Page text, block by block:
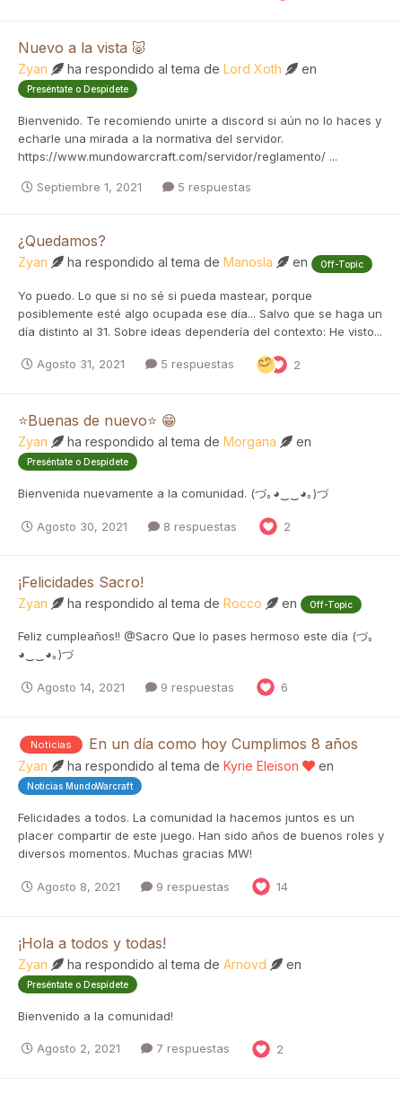
Nuevo a la vista 🐷
Zyan ha respondido al tema de Lord Xoth en
Preséntate o Despídete
Bienvenido. Te recomiendo unirte a discord si aún no lo haces y
echarle una mirada a la normativa del servidor.
https://www.mundowarcraft.com/servidor/reglamento/ ...
Septiembre 1, 2021 5 respuestas
¿Quedamos?
Zyan ha respondido al tema de Manosla en Off-Topic
Yo puedo. Lo que si no sé si pueda mastear, porque
posiblemente esté algo ocupada ese día... Salvo que se haga un
día distinto al 31. Sobre ideas dependería del contexto: He visto...
Agosto 31, 2021 5 respuestas 2
⭐Buenas de nuevo⭐ 😁
Zyan ha respondido al tema de Morgana en
Preséntate o Despídete
Bienvenida nuevamente a la comunidad. (づ｡◕‿‿◕｡)づ
Agosto 30, 2021 8 respuestas 2
¡Felicidades Sacro!
Zyan ha respondido al tema de Rocco en Off-Topic
Feliz cumpleaños!! @Sacro Que lo pases hermoso este día (づ｡
◕‿‿◕｡)づ
Agosto 14, 2021 9 respuestas 6
Noticias En un día como hoy Cumplimos 8 años
Zyan ha respondido al tema de Kyrie Eleison en
Noticias MundoWarcraft
Felicidades a todos. La comunidad la hacemos juntos es un
placer compartir de este juego. Han sido años de buenos roles y
diversos momentos. Muchas gracias MW!
Agosto 8, 2021 9 respuestas 14
¡Hola a todos y todas!
Zyan ha respondido al tema de Arnovd en
Preséntate o Despídete
Bienvenido a la comunidad!
Agosto 2, 2021 7 respuestas 2